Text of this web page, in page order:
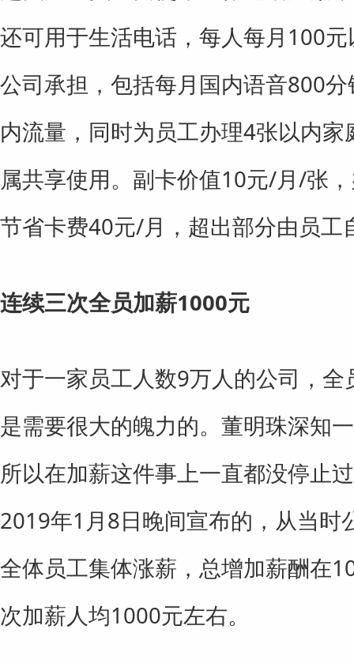
还可用于生活电话，每人每月100
公司承担，包括每月国内语音800
内流量，同时为员工办理4张以内家
属共享使用。副卡价值10元/月/张
节省卡费40元/月，超出部分由员工
连续三次全员加薪1000元
对于一家员工人数9万人的公司，全
是需要很大的魄力的。董明珠深知
所以在加薪这件事上一直都没停止
2019年1月8日晚间宣布的，从当时
全体员工集体涨薪，总增加薪酬在
次加薪人均1000元左右。